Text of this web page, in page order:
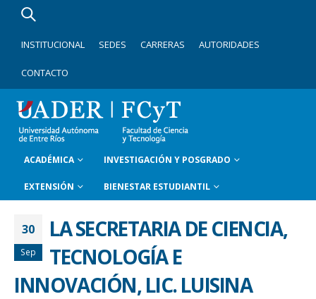
INSTITUCIONAL SEDES CARRERAS AUTORIDADES
CONTACTO
ACADÉMICA INVESTIGACIÓN Y POSGRADO
EXTENSIÓN BIENESTAR ESTUDIANTIL
30
Sep
LA SECRETARIA DE CIENCIA,
TECNOLOGÍA E
INNOVACIÓN, LIC. LUISINA